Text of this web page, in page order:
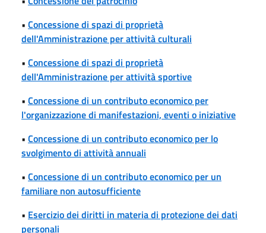
• Concessione di spazi di proprietà
dell'Amministrazione per attività culturali
• Concessione di spazi di proprietà
dell'Amministrazione per attività sportive
• Concessione di un contributo economico per
l'organizzazione di manifestazioni, eventi o iniziative
• Concessione di un contributo economico per lo
svolgimento di attività annuali
• Concessione di un contributo economico per un
familiare non autosufficiente
• Esercizio dei diritti in materia di protezione dei dati
personali